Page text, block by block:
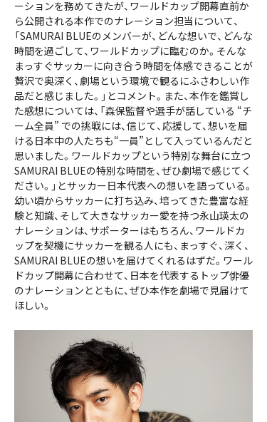
ーションを務めてきたが、ワールドカップ開幕直前か
ら公開される本作でのナレーション担当について、
「SAMURAI BLUEのメンバーが、どんな想いで、どんな
時間を過ごして、ワールドカップに臨むのか。そんな
まっすぐサッカーに向き合う時間を体感できることが
贅沢で奥深く、劇場という環境で観るにふさわしい作
品だと感じました。」とコメント。また、本作を鑑賞し
た感想については、「森保監督や選手が話している “チ
ーム全員” での挑戦には、信じて、応援して、想いを届
ける日本中の人たちも“一員”として入っているんだと
思いました。ワールドカップという特別な舞台に立つ
SAMURAI BLUEの特別な時間を、ぜひ劇場で感じてく
ださい。」とサッカー日本代表への想いを語っている。
幼い頃からサッカーに打ち込み、培ってきた豊富な経
験と知識、そして大きなサッカー愛を持つ永山瑛太の
ナレーションは、サポーターはもちろん、ワールドカ
ップを契機にサッカーを観る人にも、まっすぐ、深く、
SAMURAI BLUEの想いを届けてくれるはずだ。ワール
ドカップ開幕に合わせて、日本を代表するトップ俳優
のナレーションとともに、ぜひ本作を劇場で見届けて
ほしい。